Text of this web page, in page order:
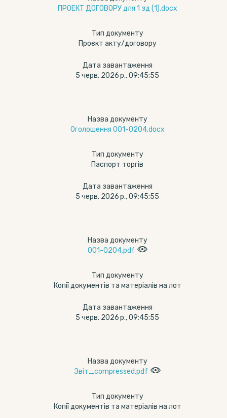
ПРОЕКТ ДОГОВОРУ для 1 зд (1).docx
Тип документу
Проєкт акту/договору
Дата завантаження
5 черв. 2026 р., 09:45:55
Назва документу
Оголошення 001-0204.docx
Тип документу
Паспорт торгів
Дата завантаження
5 черв. 2026 р., 09:45:55
Назва документу
001-0204.pdf
Тип документу
Копії документів та матеріалів на лот
Дата завантаження
5 черв. 2026 р., 09:45:55
Назва документу
Звіт_compressed.pdf
Тип документу
Копії документів та матеріалів на лот